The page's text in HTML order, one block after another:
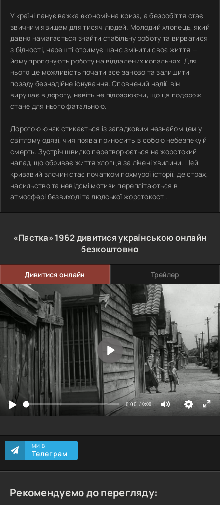
У країні панує важка економічна криза, а безробіття стає
звичним явищем для тисяч людей. Молодий хлопець, який
давно намагається знайти стабільну роботу та вирватися
з бідності, нарешті отримує шанс змінити своє життя —
йому пропонують роботу на віддалених копальнях. Для
нього це можливість почати все заново та залишити
позаду безнадійне існування. Сповнений надії, він
вирушає в дорогу, навіть не підозрюючи, що ця подорож
стане для нього фатальною.
Дорогою юнак стикається із загадковим незнайомцем у
світлому одязі, чия поява приносить із собою небезпеку й
смерть. Зустріч швидко перетворюється на жорстокий
напад, що обриває життя хлопця за лічені хвилини. Цей
кривавий злочин стає початком похмурої історії, де страх,
насильство та невідомі мотиви переплітаються в
атмосфері безвиході та людської жорстокості.
«Пастка» 1962дивитися українською онлайн
безкоштовно
Дивитися онлайн Трейлер
МИ В
Телеграм
Рекомендуємо до перегляду: